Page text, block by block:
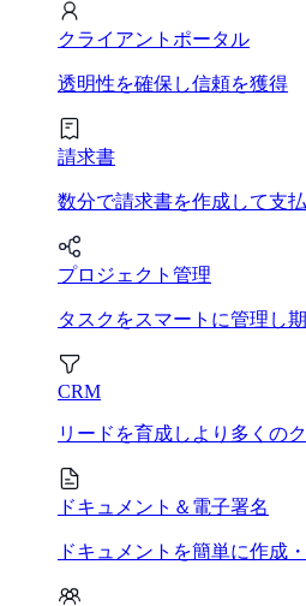
クライアントポータル
透明性を確保し信頼を獲得
請求書
数分で請求書を作成して支
プロジェクト管理
タスクをスマートに管理し
CRM
リードを育成しより多くの
ドキュメント＆電子署名
ドキュメントを簡単に作成